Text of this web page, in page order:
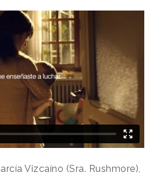
Vizcaíno (Sra. Rushmore),